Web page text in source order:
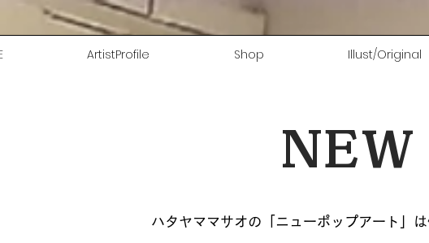
ArtistProfile Shop Illust/Original
NEW
ハタヤママサオの「ニューポップアート」